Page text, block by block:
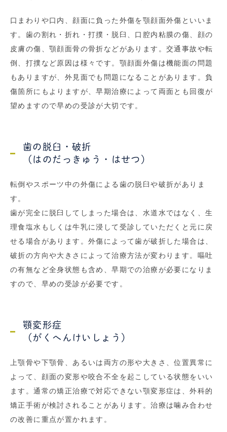
口まわりや口内、顔面に負った外傷を顎顔面外傷といいま
す。歯の割れ・折れ・打撲・脱臼、口腔内粘膜の傷、顔の
皮膚の傷、顎顔面骨の骨折などがあります。交通事故や転
倒、打撲など原因は様々です。顎顔面外傷は機能面の問題
もありますが、外見面でも問題になることがあります。負
傷箇所にもよりますが、早期治療によって両面とも回復が
望めますので早めの受診が大切です。
歯の脱臼・破折
（はのだっきゅう・はせつ）
転倒やスポーツ中の外傷による歯の脱臼や破折がありま
す。
歯が完全に脱臼してしまった場合は、水道水ではなく、生
理食塩水もしくは牛乳に浸して受診していただくと元に戻
せる場合があります。外傷によって歯が破折した場合は、
破折の方向や大きさによって治療方法が変わります。嘔吐
の有無など全身状態も含め、早期での治療が必要になりま
すので、早めの受診が必要です。
顎変形症
（がくへんけいしょう）
上顎骨や下顎骨、あるいは両方の形や大きさ、位置異常に
よって、顔面の変形や咬合不全を起こしている状態をいい
ます。通常の矯正治療で対応できない顎変形症は、外科的
矯正手術が検討されることがあります。治療は噛み合わせ
の改善に重点が置かれます。